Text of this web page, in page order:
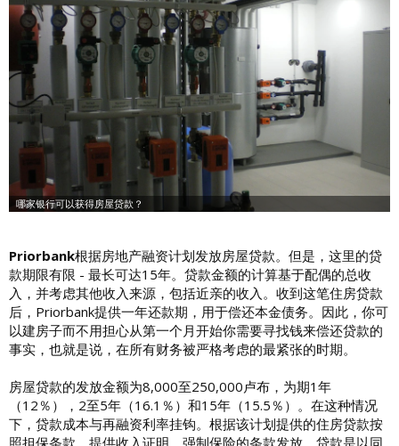
Priorbank根据房地产融资计划发放房屋贷款。但是，这里的贷
款期限有限 - 最长可达15年。贷款金额的计算基于配偶的总收
入，并考虑其他收入来源，包括近亲的收入。收到这笔住房贷款
后，Priorbank提供一年还款期，用于偿还本金债务。因此，你可
以建房子而不用担心从第一个月开始你需要寻找钱来偿还贷款的
事实，也就是说，在所有财务被严格考虑的最紧张的时期。
房屋贷款的发放金额为8,000至250,000卢布，为期1年
（12％），2至5年（16.1％）和15年（15.5％）。在这种情况
下，贷款成本与再融资利率挂钩。根据该计划提供的住房贷款按